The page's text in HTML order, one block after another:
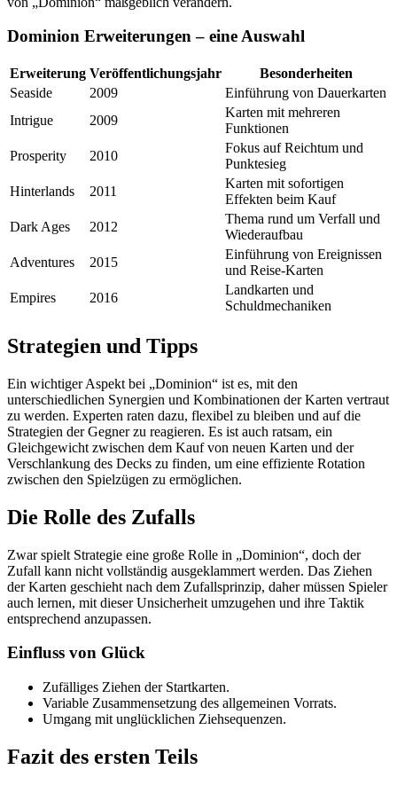
Dominion Erweiterungen – eine Auswahl
Erweiterung Veröffentlichungsjahr
Besonderheiten
Seaside
2009
Einführung von Dauerkarten
Intrigue
2009
Karten mit mehreren
Funktionen
Prosperity
2010
Fokus auf Reichtum und
Punktesieg
Hinterlands
2011
Karten mit sofortigen
Effekten beim Kauf
Dark Ages
2012
Thema rund um Verfall und
Wiederaufbau
Adventures
2015
Einführung von Ereignissen
und Reise-Karten
Empires
2016
Landkarten und
Schuldmechaniken
Strategien und Tipps
Ein wichtiger Aspekt bei „Dominion“ ist es, mit den
unterschiedlichen Synergien und Kombinationen der Karten vertraut
zu werden. Experten raten dazu, flexibel zu bleiben und auf die
Strategien der Gegner zu reagieren. Es ist auch ratsam, ein
Gleichgewicht zwischen dem Kauf von neuen Karten und der
Verschlankung des Decks zu finden, um eine effiziente Rotation
zwischen den Spielzügen zu ermöglichen.
Die Rolle des Zufalls
Zwar spielt Strategie eine große Rolle in „Dominion“, doch der
Zufall kann nicht vollständig ausgeklammert werden. Das Ziehen
der Karten geschieht nach dem Zufallsprinzip, daher müssen Spieler
auch lernen, mit dieser Unsicherheit umzugehen und ihre Taktik
entsprechend anzupassen.
Einfluss von Glück
Zufälliges Ziehen der Startkarten.
Variable Zusammensetzung des allgemeinen Vorrats.
Umgang mit unglücklichen Ziehsequenzen.
Fazit des ersten Teils